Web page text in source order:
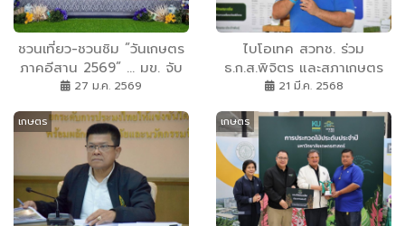
ชวนเที่ยว-ชวนชิม ”วันเกษตร
ภาคอีสาน 2569” ... มข. จับ
มือภาคีเครือข่าย และ CPF ยก
สุดคุ้ม ช่วยลดค่าครองชีพ
ช้อปอิ่มคุ้ม 10 วันเต็ม
27 ม.ค. 2569
ไบโอเทค สวทช. ร่วม
ธ.ก.ส.พิจิตร และสภาเกษตร
จังหวัด นำนวัตกรรมข้าวไทยสู้
พิจิตร พร้อมสร้างห่วงโซ่
ความมั่นคง เชื่อมโยงตลาดผู้
ปลูกสู่มือโรงสี
21 มี.ค. 2568
เกษตร เกษตร